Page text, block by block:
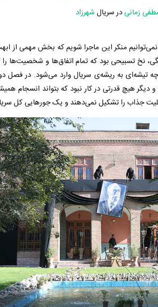
زمانی در سریال شهرزاد
منکر این ماجرا شویم که بخش مهمی از
نخ تسبیحی بود که تمام اتفاق‌ها و شخصیت‌ها
به ریشه‌ی سریال وارد می‌شود. در فصل
دیگر هیچ قدرتی در کار نبود که بتواند انسجام
جذاب را تشکیل نمی‌دهند و یک جورهایی کل